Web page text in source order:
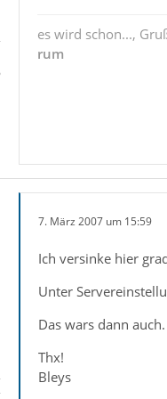
es wird schon...,
rum
7. März 2007 um 15:59
Ich versinke hier
Unter
Das wars dann
Thx!
Bleys